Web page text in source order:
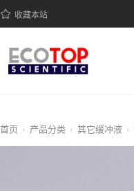
收藏本站
首页 产品分类 其它缓冲液